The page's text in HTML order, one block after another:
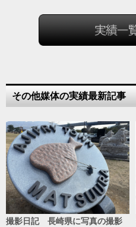
その他媒体の実績最新記事
撮影日記 長崎県に写真の撮影